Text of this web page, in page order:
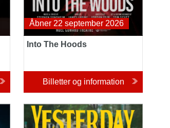
Åbner 22 september 2026
Into The Hoods
Billetter og information
Yesterday